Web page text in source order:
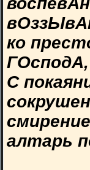
ко
С
алтарь